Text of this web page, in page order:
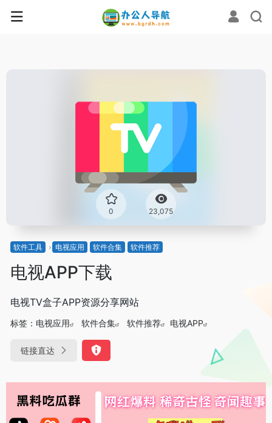
0 23,075
软件工具 电视应用 软件合集 软件推荐
电视APP下载
电视TV盒子APP资源分享网站
标签： 电视应用 软件合集 软件推荐 电视APP
链接直达